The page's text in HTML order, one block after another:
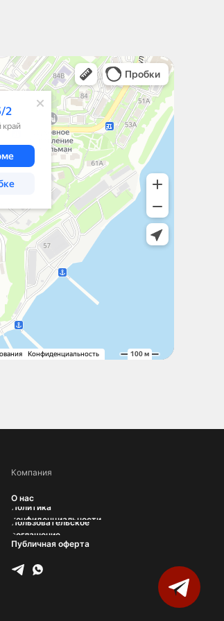
Компания
О нас
Политика
конфиденциальности
Пользовательское
соглашение
Публичная оферта